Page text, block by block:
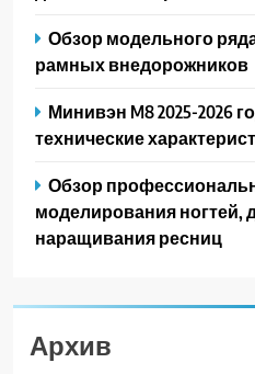
Обзор модельного
рамных внедорожников
Минивэн M8 2025-2026
технические
Обзор
моделирования ногтей,
наращивания ресниц
Архив